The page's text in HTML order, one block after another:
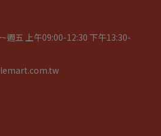
週五 上午09:00-12:30 下午13:30-